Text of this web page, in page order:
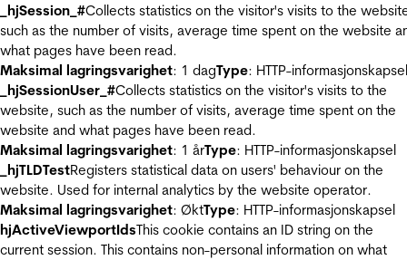
_hjSession_#Collects statistics on the visitor's visits to the
such as the number of visits, average time spent on the website
what pages have been read.
Maksimal lagringsvarighet: 1 dagType: HTTP-informasjonskapsel
_hjSessionUser_#Collects statistics on the visitor's visits to the
website, such as the number of visits, average time spent on the
website and what pages have been read.
Maksimal lagringsvarighet: 1 årType: HTTP-informasjonskapsel
_hjTLDTestRegisters statistical data on users' behaviour on the
website. Used for internal analytics by the website operator.
Maksimal lagringsvarighet: ØktType: HTTP-informasjonskapsel
hjActiveViewportIdsThis cookie contains an ID string on the
current session. This contains non-personal information on what